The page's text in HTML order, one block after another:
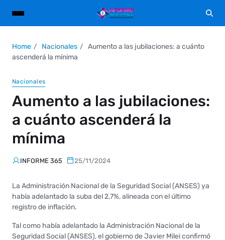
Home Nacionales
Aumento a las jubilaciones: a cuánto
ascenderá la mínima
Nacionales
Aumento a las jubilaciones:
a cuánto ascenderá la
mínima
INFORME 365 25/11/2024
La Administración Nacional de la Seguridad Social (ANSES) ya
había adelantado la suba del 2,7%, alineada con el último
registro de inflación.
Tal como había adelantado la Administración Nacional de la
Seguridad Social (ANSES), el gobierno de Javier Milei confirmó